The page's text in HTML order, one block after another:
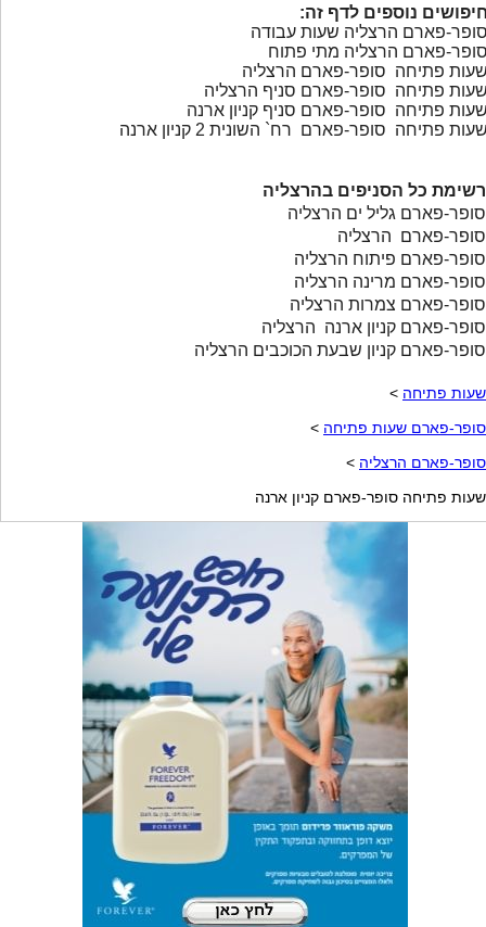
נוספים לדף זה:
פארם הרצליה שעות עבודה
פארם הרצליה מתי פתוח
פתיחה סופר-פארם הרצליה
פתיחה סופר-פארם סניף הרצליה
פתיחה סופר-פארם סניף קניון ארנה
פתיחה סופר-פארם רח` השונית 2 קניון ארנה
רשימת כל הסניפים בהרצליה
סופר-פארם גליל ים הרצליה
סופר-פארם הרצליה
סופר-פארם פיתוח הרצליה
סופר-פארם מרינה הרצליה
סופר-פארם צמרות הרצליה
סופר-פארם קניון ארנה הרצליה
סופר-פארם קניון שבעת הכוכבים הרצליה
שעות פתיחה >
סופר-פארם שעות פתיחה >
סופר-פארם הרצליה >
שעות פתיחה סופר-פארם קניון ארנה